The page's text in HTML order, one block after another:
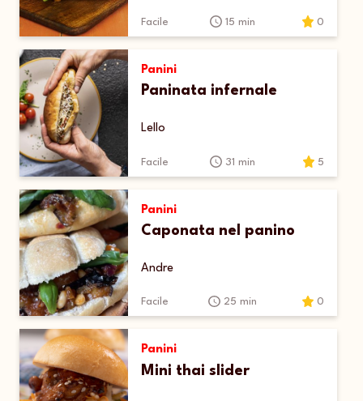
Facile 15 min 0
Panini
Paninata infernale
Lello
Facile 31 min 5
Panini
Caponata nel panino
Andre
Facile 25 min 0
Panini
Mini thai slider